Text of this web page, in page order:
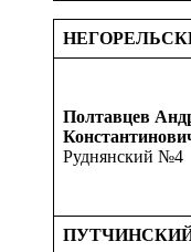
Полтавцев
Руднянский №4